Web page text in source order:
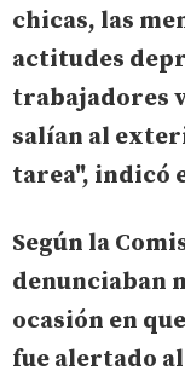
chicas, las
actitudes
trabajadores
salían al
tarea", indicó
Según la
denunciaban
ocasión en
fue alertado